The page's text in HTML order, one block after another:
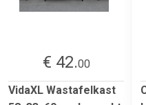
€ 42.00
VidaXL Wastafelkast